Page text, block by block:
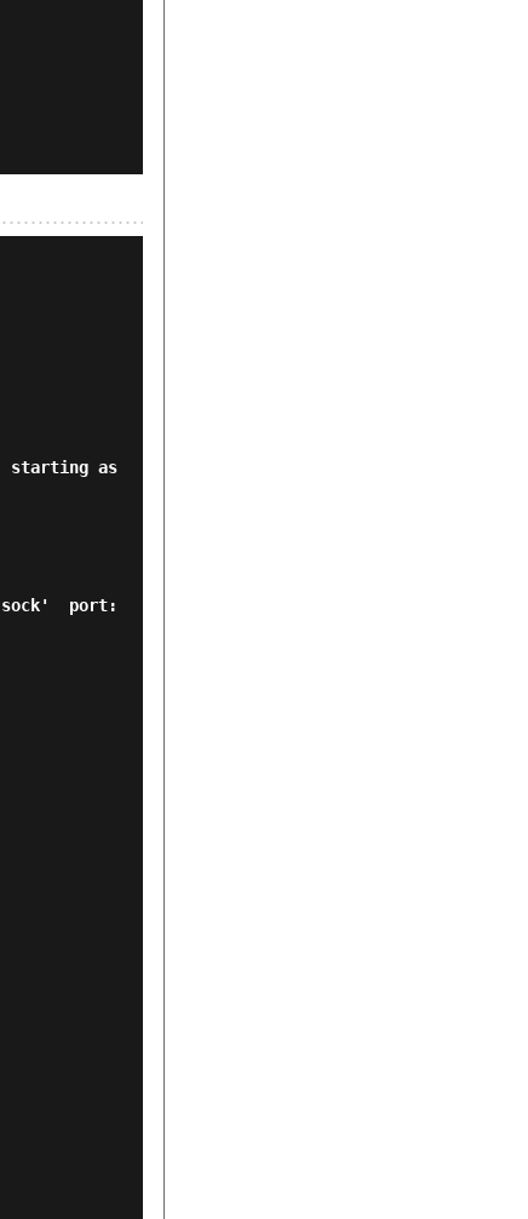
starting as
port: